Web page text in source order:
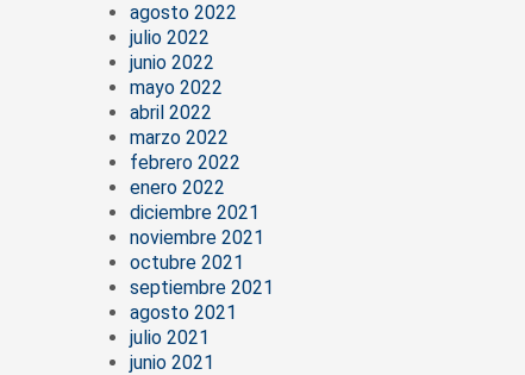
agosto 2022
julio 2022
junio 2022
mayo 2022
abril 2022
marzo 2022
febrero 2022
enero 2022
diciembre 2021
noviembre 2021
octubre 2021
septiembre 2021
agosto 2021
julio 2021
junio 2021